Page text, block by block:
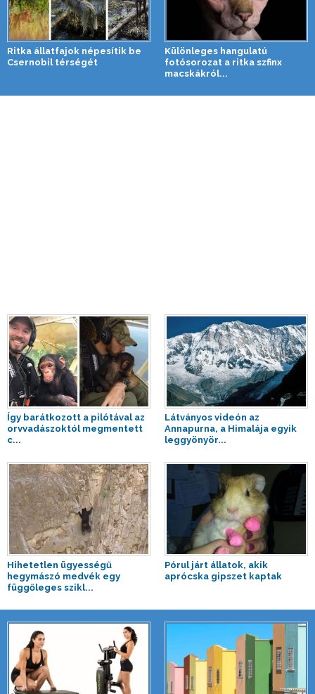
Ritka állatfajok népesítik be
Csernobil térségét
Különleges hangulatú
fotósorozat a ritka szfinx
macskákról...
Így barátkozott a pilótával az
orvvadászoktól megmentett
c...
Látványos videón az
Annapurna, a Himalája egyik
leggyönyör...
Hihetetlen ügyességű
hegymászó medvék egy
függőleges szikl...
Pórul járt állatok, akik
aprócska gipszet kaptak